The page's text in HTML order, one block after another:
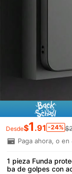
Desde$1 .91 -24%
Paga ahora, o
1 pieza Funda
ba de golpes con